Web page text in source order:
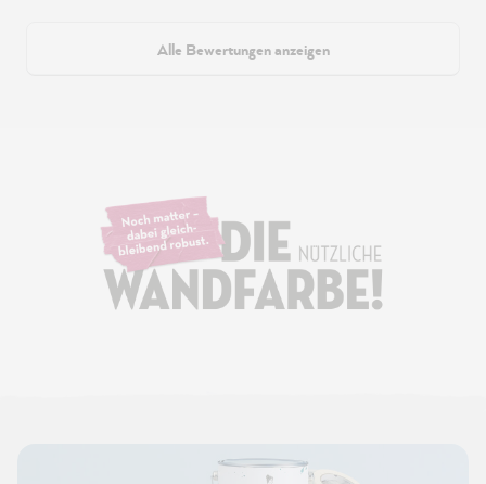
Alle Bewertungen anzeigen